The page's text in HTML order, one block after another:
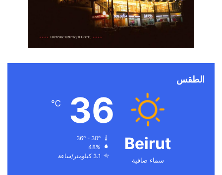
الطقس
Beirut
سماء صافية
36
℃
48%
3.1 كيلومتر/ساعة